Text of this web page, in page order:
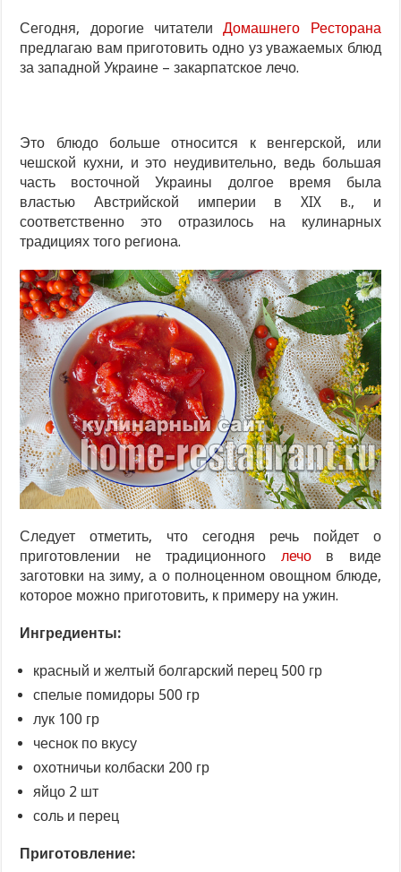
Сегодня, дорогие читателиДомашнего Ресторана
предлагаю вам приготовить одно уз уважаемых блюд
за западной Украине – закарпатское лечо.
Это блюдо больше относится к венгерской, или
чешской кухни, и это неудивительно, ведь большая
часть восточной Украины долгое время была
властью Австрийской империи в XIX в., и
соответственно это отразилось на кулинарных
традициях того региона.
Следует отметить, что сегодня речь пойдет о
приготовлении не традиционного лечов виде
заготовки на зиму, а о полноценном овощном блюде,
которое можно приготовить, к примеру на ужин.
Ингредиенты:
красный и желтый болгарский перец 500 гр
спелые помидоры 500 гр
лук 100 гр
чеснок по вкусу
охотничьи колбаски 200 гр
яйцо 2 шт
соль и перец
Приготовление: